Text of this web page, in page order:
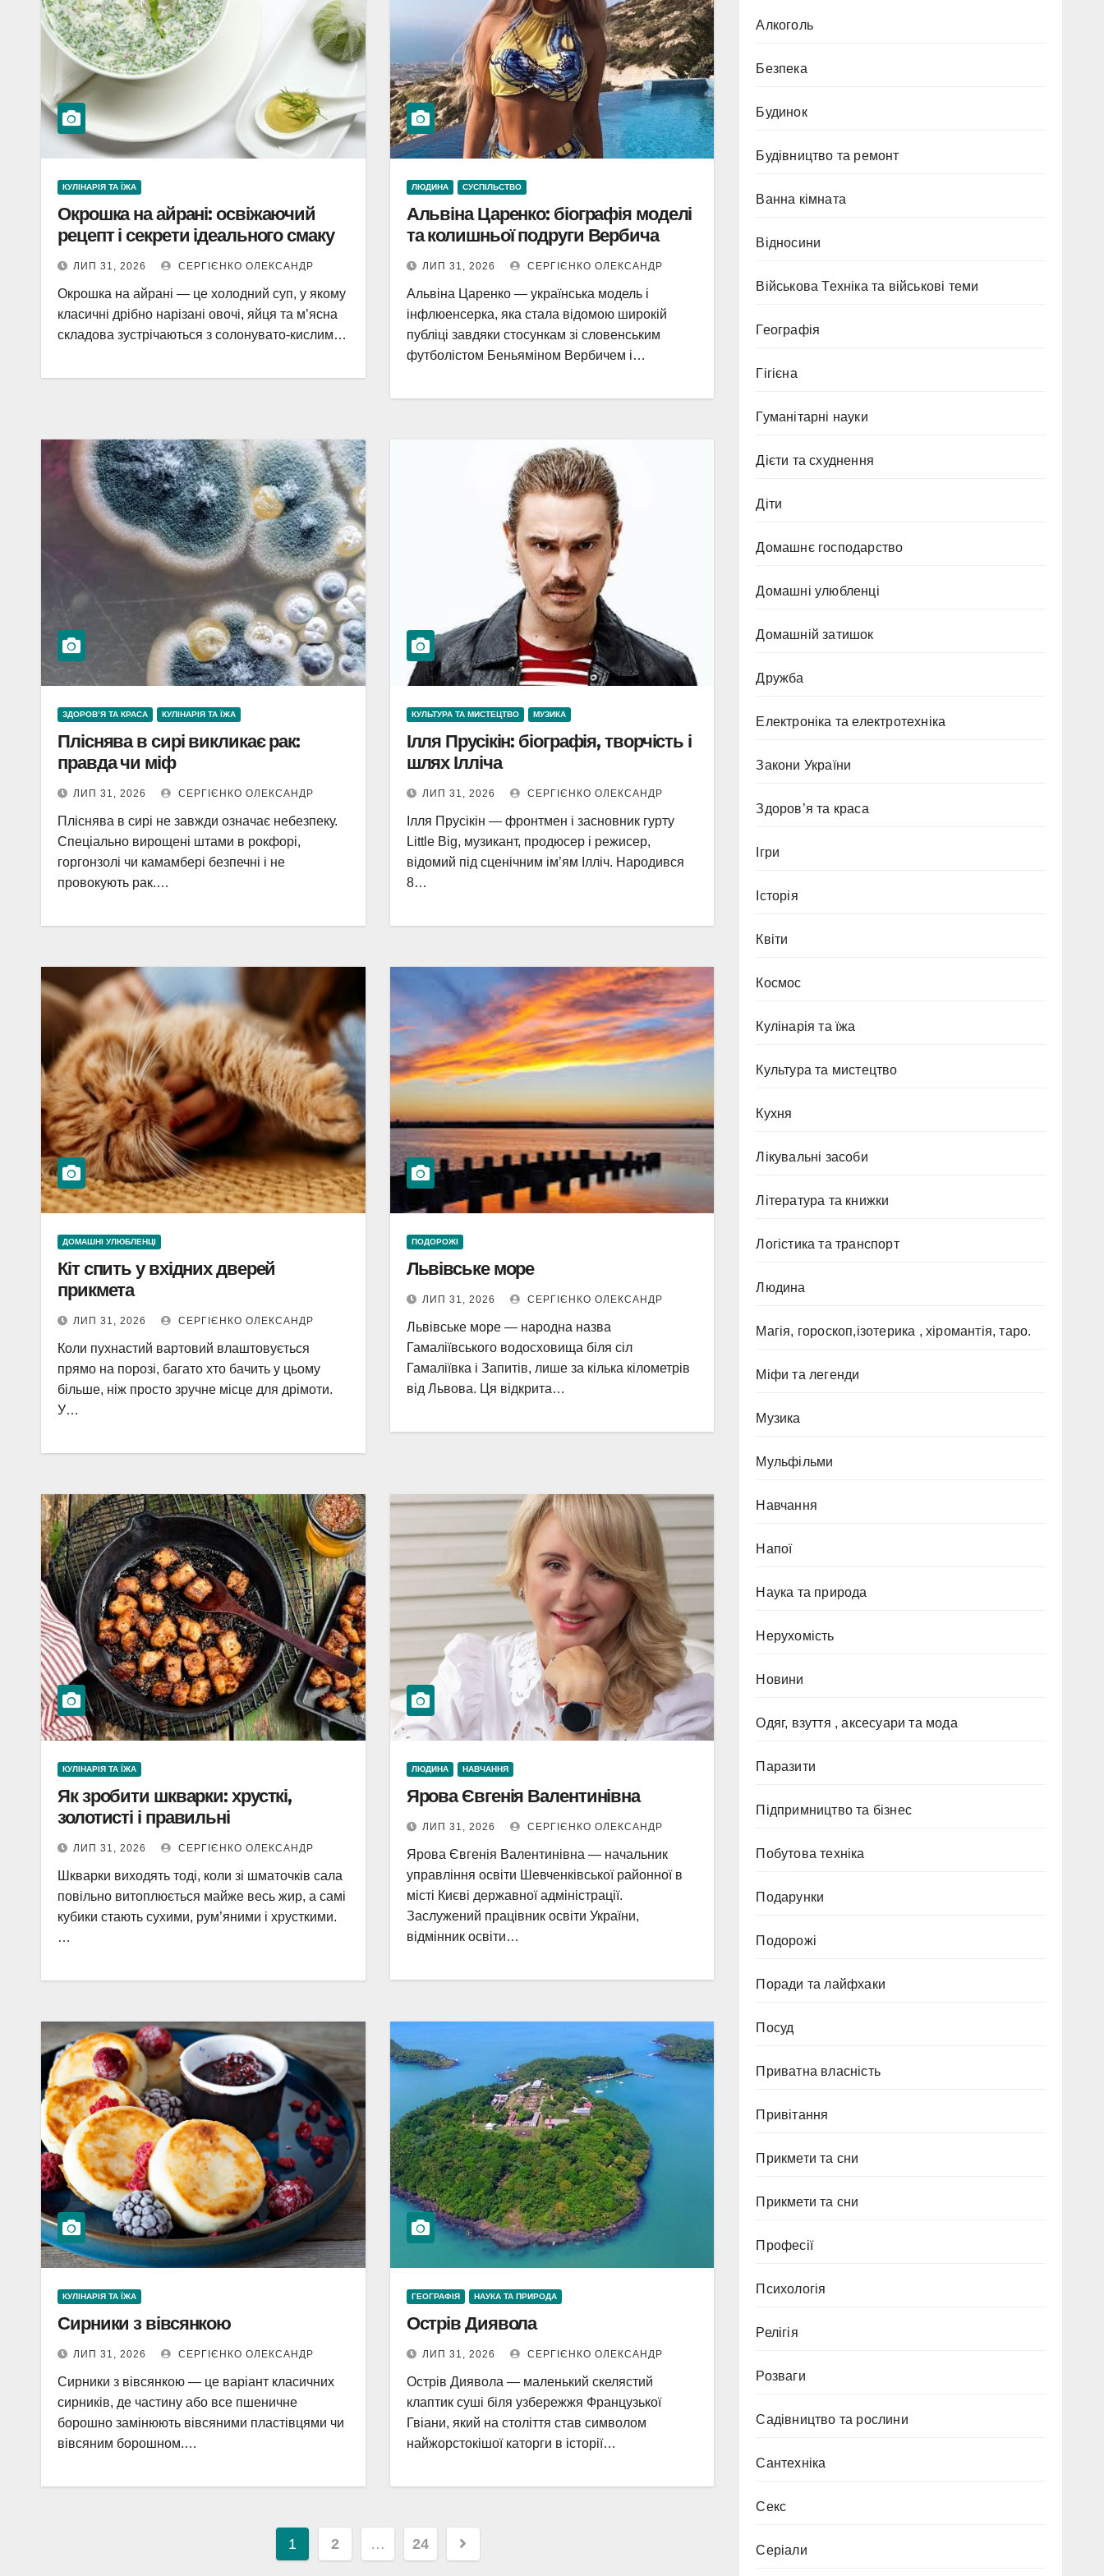
КУЛІНАРІЯ ТА ЇЖА
Окрошка на айрані: освіжаючий
рецепт і секрети ідеального смаку
ЛИП 31, 2026 СЕРГІЄНКО ОЛЕКСАНДР
Окрошка на айрані — це холодний суп, у якому
класичні дрібно нарізані овочі, яйця та м’ясна
складова зустрічаються з солонувато-кислим…
ЛЮДИНА СУСПІЛЬСТВО
Альвіна Царенко: біографія моделі
та колишньої подруги Вербича
ЛИП 31, 2026 СЕРГІЄНКО ОЛЕКСАНДР
Альвіна Царенко — українська модель і
інфлюенсерка, яка стала відомою широкій
публіці завдяки стосункам зі словенським
футболістом Беньяміном Вербичем і…
ЗДОРОВ’Я ТА КРАСА КУЛІНАРІЯ ТА ЇЖА
Пліснява в сирі викликає рак:
правда чи міф
ЛИП 31, 2026 СЕРГІЄНКО ОЛЕКСАНДР
Пліснява в сирі не завжди означає небезпеку.
Спеціально вирощені штами в рокфорі,
горгонзолі чи камамбері безпечні і не
провокують рак.…
КУЛЬТУРА ТА МИСТЕЦТВО МУЗИКА
Ілля Прусікін: біографія, творчість і
шлях Ілліча
ЛИП 31, 2026 СЕРГІЄНКО ОЛЕКСАНДР
Ілля Прусікін — фронтмен і засновник гурту
Little Big, музикант, продюсер і режисер,
відомий під сценічним ім’ям Ілліч. Народився
8…
ДОМАШНІ УЛЮБЛЕНЦІ
Кіт спить у вхідних дверей
прикмета
ЛИП 31, 2026 СЕРГІЄНКО ОЛЕКСАНДР
Коли пухнастий вартовий влаштовується
прямо на порозі, багато хто бачить у цьому
більше, ніж просто зручне місце для дрімоти.
У…
ПОДОРОЖІ
Львівське море
ЛИП 31, 2026 СЕРГІЄНКО ОЛЕКСАНДР
Львівське море — народна назва
Гамаліївського водосховища біля сіл
Гамаліївка і Запитів, лише за кілька кілометрів
від Львова. Ця відкрита…
КУЛІНАРІЯ ТА ЇЖА
Як зробити шкварки: хрусткі,
золотисті і правильні
ЛИП 31, 2026 СЕРГІЄНКО ОЛЕКСАНДР
Шкварки виходять тоді, коли зі шматочків сала
повільно витоплюється майже весь жир, а самі
кубики стають сухими, рум’яними і хрусткими.
…
ЛЮДИНА НАВЧАННЯ
Ярова Євгенія Валентинівна
ЛИП 31, 2026 СЕРГІЄНКО ОЛЕКСАНДР
Ярова Євгенія Валентинівна — начальник
управління освіти Шевченківської районної в
місті Києві державної адміністрації.
Заслужений працівник освіти України,
відмінник освіти…
КУЛІНАРІЯ ТА ЇЖА
Сирники з вівсянкою
ЛИП 31, 2026 СЕРГІЄНКО ОЛЕКСАНДР
Сирники з вівсянкою — це варіант класичних
сирників, де частину або все пшеничне
борошно замінюють вівсяними пластівцями чи
вівсяним борошном.…
ГЕОГРАФІЯ НАУКА ТА ПРИРОДА
Острів Диявола
ЛИП 31, 2026 СЕРГІЄНКО ОЛЕКСАНДР
Острів Диявола — маленький скелястий
клаптик суші біля узбережжя Французької
Гвіани, який на століття став символом
найжорстокішої каторги в історії…
Пагінація
1 2 … 24
Алкоголь
Безпека
Будинок
Будівництво та ремонт
Ванна кімната
Відносини
Військова Техніка та військові теми
Географія
Гігієна
Гуманітарні науки
Дієти та схуднення
Діти
Домашнє господарство
Домашні улюбленці
Домашній затишок
Дружба
Електроніка та електротехніка
Закони України
Здоров’я та краса
Ігри
Історія
Квіти
Космос
Кулінарія та їжа
Культура та мистецтво
Кухня
Лікувальні засоби
Література та книжки
Логістика та транспорт
Людина
Магія, гороскоп,ізотерика , хіромантія, таро.
Міфи та легенди
Музика
Мульфільми
Навчання
Напої
Наука та природа
Нерухомість
Новини
Одяг, взуття , аксесуари та мода
Паразити
Підпримництво та бізнес
Побутова техніка
Подарунки
Подорожі
Поради та лайфхаки
Посуд
Приватна власність
Привітання
Прикмети та сни
Прикмети та сни
Професії
Психологія
Релігія
Розваги
Садівництво та рослини
Сантехніка
Секс
Серіали